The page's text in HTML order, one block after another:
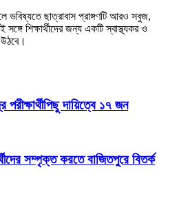
ছাত্রাবাস প্রাঙ্গণটি আরও সবুজ,
শিক্ষার্থীদের জন্য একটি স্বাস্থ্যকর ও
দায়িত্বে ১৭ জন
সম্পৃক্ত করতে বাজিতপুরে বিতর্ক